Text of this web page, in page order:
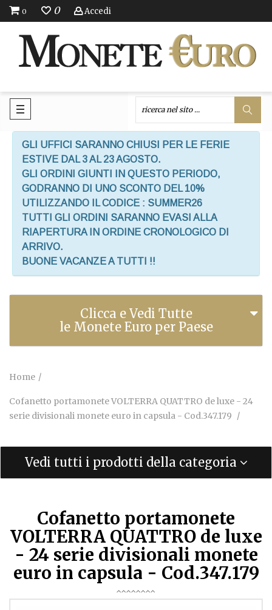
0 0 Accedi
GLI UFFICI SARANNO CHIUSI PER LE FERIE
ESTIVE DAL 3 AL 23 AGOSTO.
GLI ORDINI GIUNTI IN QUESTO PERIODO,
GODRANNO DI UNO SCONTO DEL 10%
UTILIZZANDO IL CODICE : SUMMER26
TUTTI GLI ORDINI SARANNO EVASI ALLA
RIAPERTURA IN ORDINE CRONOLOGICO DI
ARRIVO.
BUONE VACANZE A TUTTI !!
Clicca e Vedi Tutte
le Monete Euro per Paese
Home
Cofanetto portamonete VOLTERRA QUATTRO de luxe - 24
serie divisionali monete euro in capsula - Cod.347.179
Vedi tutti i prodotti della categoria
Cofanetto portamonete
VOLTERRA QUATTRO de luxe
- 24 serie divisionali monete
euro in capsula - Cod.347.179